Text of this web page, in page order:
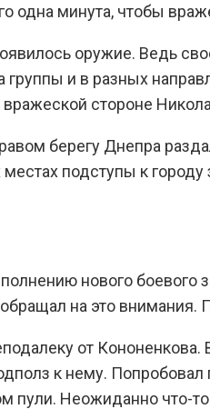
одна минута, чтобы
оружие. Ведь
группы и в разных
стороне
берегу Днепра
подступы к
нового
на это
от
к нему. Попробовал
пули. Неожиданно что-